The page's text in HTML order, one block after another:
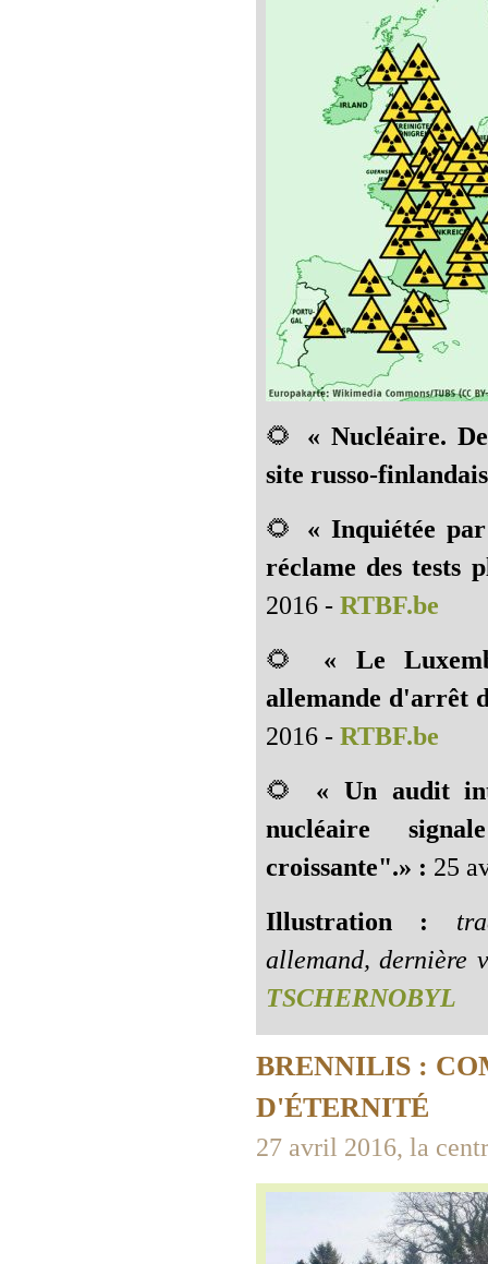
🌻 « Nucléaire.
site russo-
🌻 « Inquiétée
réclame des tests
2016 - RTBF.be
🌻 « Le
allemande d'arrêt
2016 - RTBF.be
🌻 « Un audit
nucléaire
croissante".» : 25
Illustration :
allemand, dernière
TSCHERNOBYL
BRENNILIS :
D'ÉTERNITÉ
27 avril 2016, la